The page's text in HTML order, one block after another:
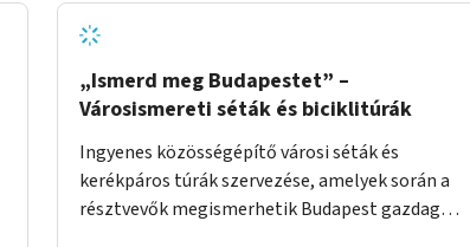
„Ismerd meg Budapestet” –
Városismereti séták és biciklitúrák
Ingyenes közösségépítő városi séták és
kerékpáros túrák szervezése, amelyek során a
résztvevők megismerhetik Budapest gazdag